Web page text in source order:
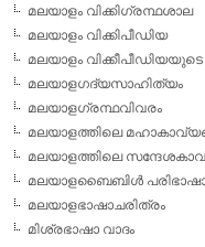
മലയാളം വിക്കിഗ്രന്ഥശാല
മലയാളം വിക്കിപീഡിയ
മലയാളം
മലയാളഗദ്യസാഹിത്യം
മലയാളഗ്രന്ഥവിവരം
മലയാളത്തിലെ
മലയാളത്തിലെ
മലയാളബൈബിള്‍
മലയാളഭാഷാചരിത്രം
മിശ്രഭാഷാ വാദം